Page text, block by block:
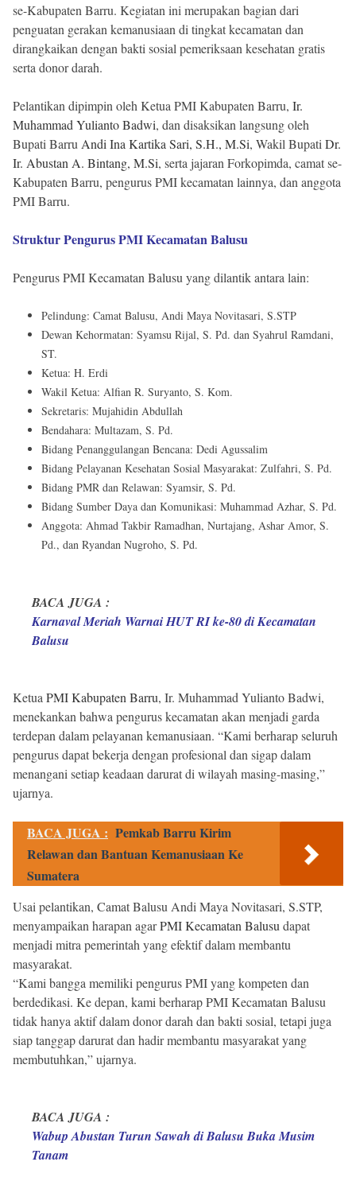
se-Kabupaten Barru. Kegiatan ini merupakan bagian dari
penguatan gerakan kemanusiaan di tingkat kecamatan dan
dirangkaikan dengan bakti sosial pemeriksaan kesehatan gratis
serta donor darah.
Pelantikan dipimpin oleh Ketua PMI Kabupaten Barru, Ir.
Muhammad Yulianto Badwi, dan disaksikan langsung oleh
Bupati Barru Andi Ina Kartika Sari, S.H., M.Si, Wakil Bupati Dr.
Ir. Abustan A. Bintang, M.Si, serta jajaran Forkopimda, camat se-
Kabupaten Barru, pengurus PMI kecamatan lainnya, dan anggota
PMI Barru.
Struktur Pengurus PMI Kecamatan Balusu
Pengurus PMI Kecamatan Balusu yang dilantik antara lain:
Pelindung: Camat Balusu, Andi Maya Novitasari, S.STP
Dewan Kehormatan: Syamsu Rijal, S. Pd. dan Syahrul Ramdani,
ST.
Ketua: H. Erdi
Wakil Ketua: Alfian R. Suryanto, S. Kom.
Sekretaris: Mujahidin Abdullah
Bendahara: Multazam, S. Pd.
Bidang Penanggulangan Bencana: Dedi Agussalim
Bidang Pelayanan Kesehatan Sosial Masyarakat: Zulfahri, S. Pd.
Bidang PMR dan Relawan: Syamsir, S. Pd.
Bidang Sumber Daya dan Komunikasi: Muhammad Azhar, S. Pd.
Anggota: Ahmad Takbir Ramadhan, Nurtajang, Ashar Amor, S.
Pd., dan Ryandan Nugroho, S. Pd.
BACA JUGA :
Karnaval Meriah Warnai HUT RI ke-80 di Kecamatan
Balusu
Ketua PMI Kabupaten Barru, Ir. Muhammad Yulianto Badwi,
menekankan bahwa pengurus kecamatan akan menjadi garda
terdepan dalam pelayanan kemanusiaan. “Kami berharap seluruh
pengurus dapat bekerja dengan profesional dan sigap dalam
menangani setiap keadaan darurat di wilayah masing-masing,”
ujarnya.
BACA JUGA : Pemkab Barru Kirim
Relawan dan Bantuan Kemanusiaan Ke
Sumatera
Usai pelantikan, Camat Balusu Andi Maya Novitasari, S.STP,
menyampaikan harapan agarPMI Kecamatan Balusu dapat
menjadi mitra pemerintah yang efektif dalam membantu
masyarakat.
“Kami bangga memiliki pengurus PMI yang kompeten dan
berdedikasi. Ke depan, kami berharap PMI Kecamatan Balusu
tidak hanya aktif dalam donor darah dan bakti sosial, tetapi juga
siap tanggap darurat dan hadir membantu masyarakat yang
membutuhkan,” ujarnya.
BACA JUGA :
Wabup Abustan Turun Sawah di Balusu Buka Musim
Tanam